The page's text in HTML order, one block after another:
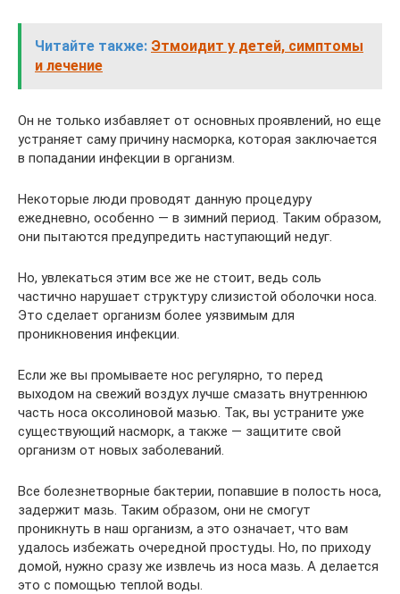
Читайте также: Этмоидит у детей, симптомы
и лечение
Он не только избавляет от основных проявлений, но еще
устраняет саму причину насморка, которая заключается
в попадании инфекции в организм.
Некоторые люди проводят данную процедуру
ежедневно, особенно — в зимний период. Таким образом,
они пытаются предупредить наступающий недуг.
Но, увлекаться этим все же не стоит, ведь соль
частично нарушает структуру слизистой оболочки носа.
Это сделает организм более уязвимым для
проникновения инфекции.
Если же вы промываете нос регулярно, то перед
выходом на свежий воздух лучше смазать внутреннюю
часть носа оксолиновой мазью. Так, вы устраните уже
существующий насморк, а также — защитите свой
организм от новых заболеваний.
Все болезнетворные бактерии, попавшие в полость носа,
задержит мазь. Таким образом, они не смогут
проникнуть в наш организм, а это означает, что вам
удалось избежать очередной простуды. Но, по приходу
домой, нужно сразу же извлечь из носа мазь. А делается
это с помощью теплой воды.